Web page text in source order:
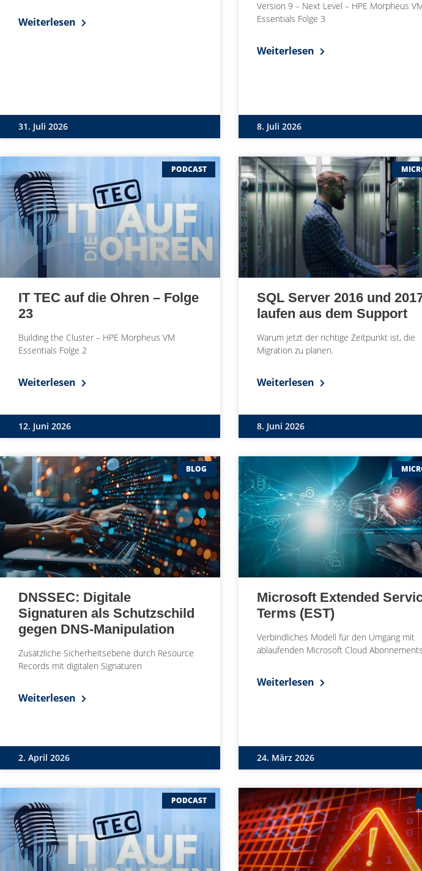
Weiterlesen
31. Juli 2026
Version 9 – Next Level – HPE Morpheus
Essentials Folge 3
Weiterlesen
8. Juli 2026
PODCAST
IT TEC auf die Ohren – Folge
23
Building the Cluster – HPE Morpheus VM
Essentials Folge 2
Weiterlesen
12. Juni 2026
SQL Server 2016 und
laufen aus dem Support
Warum jetzt der richtige Zeitpunkt ist, die
Migration zu planen.
Weiterlesen
8. Juni 2026
BLOG
DNSSEC: Digitale
Signaturen als Schutzschild
gegen DNS-Manipulation
Zusätzliche Sicherheitsebene durch Resource
Records mit digitalen Signaturen
Weiterlesen
2. April 2026
Microsoft Extended
Terms (EST)
Verbindliches Modell für den Umgang mit
ablaufenden Microsoft Cloud Abonnements
Weiterlesen
24. März 2026
PODCAST